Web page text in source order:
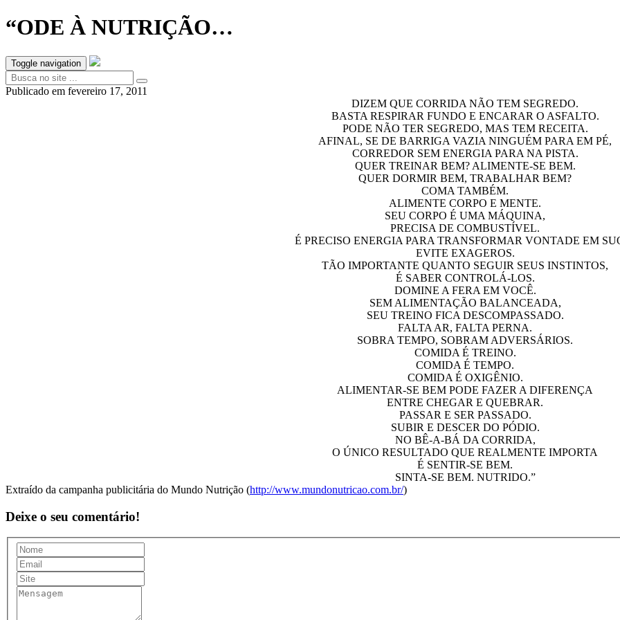
“ODE À NUTRIÇÃO…
Toggle navigation
Publicado em fevereiro 17, 2011
DIZEM QUE CORRIDA NÃO TEM SEGREDO.
BASTA RESPIRAR FUNDO E ENCARAR O ASFALTO.
PODE NÃO TER SEGREDO, MAS TEM RECEITA.
AFINAL, SE DE BARRIGA VAZIA NINGUÉM PARA EM PÉ,
CORREDOR SEM ENERGIA PARA NA PISTA.
QUER TREINAR BEM? ALIMENTE-SE BEM.
QUER DORMIR BEM, TRABALHAR BEM?
COMA TAMBÉM.
ALIMENTE CORPO E MENTE.
SEU CORPO É UMA MÁQUINA,
PRECISA DE COMBUSTÍVEL.
É PRECISO ENERGIA PARA TRANSFORMAR VONTADE EM
EVITE EXAGEROS.
TÃO IMPORTANTE QUANTO SEGUIR SEUS INSTINTOS,
É SABER CONTROLÁ-LOS.
DOMINE A FERA EM VOCÊ.
SEM ALIMENTAÇÃO BALANCEADA,
SEU TREINO FICA DESCOMPASSADO.
FALTA AR, FALTA PERNA.
SOBRA TEMPO, SOBRAM ADVERSÁRIOS.
COMIDA É TREINO.
COMIDA É TEMPO.
COMIDA É OXIGÊNIO.
ALIMENTAR-SE BEM PODE FAZER A DIFERENÇA
ENTRE CHEGAR E QUEBRAR.
PASSAR E SER PASSADO.
SUBIR E DESCER DO PÓDIO.
NO BÊ-A-BÁ DA CORRIDA,
O ÚNICO RESULTADO QUE REALMENTE IMPORTA
É SENTIR-SE BEM.
SINTA-SE BEM. NUTRIDO.”
Extraído da campanha publicitária do Mundo Nutrição (http://www.mundonutricao.com.br/)
Deixe o seu comentário!